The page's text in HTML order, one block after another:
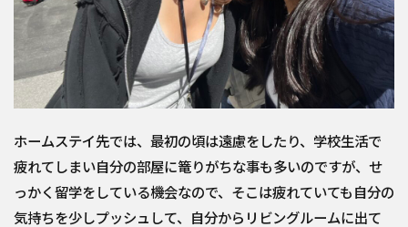
ホームステイ先では、最初の頃は遠慮をしたり、学校生活で
疲れてしまい自分の部屋に篭りがちな事も多いのですが、せ
っかく留学をしている機会なので、そこは疲れていても自分の
気持ちを少しプッシュして、自分からリビングルームに出て